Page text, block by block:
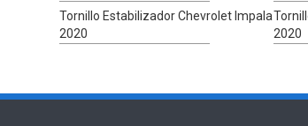
Tornillo Estabilizador Chevrolet Impala
2020
2020